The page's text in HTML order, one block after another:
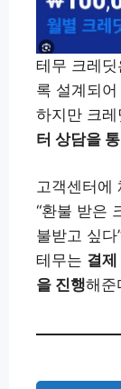
테무 크레
록 설계되
하지만 크
터 상담을
고객센터에
“환불 받은
불받고 싶다
테무는 결
을 진행해준